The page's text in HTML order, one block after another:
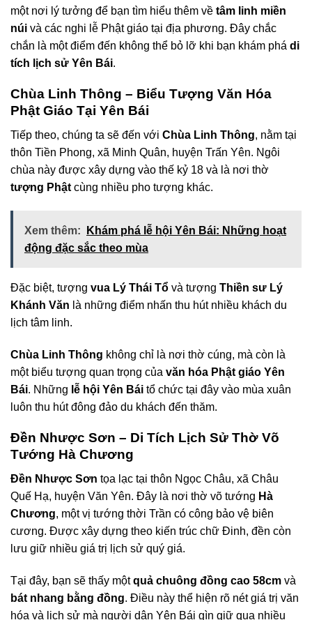
một nơi lý tưởng để bạn tìm hiểu thêm về tâm linh miền
núi và các nghi lễ Phật giáo tại địa phương. Đây chắc
chắn là một điểm đến không thể bỏ lỡ khi bạn khám phá di
tích lịch sử Yên Bái.
Chùa Linh Thông – Biểu Tượng Văn Hóa
Phật Giáo Tại Yên Bái
Tiếp theo, chúng ta sẽ đến với Chùa Linh Thông, nằm tại
thôn Tiền Phong, xã Minh Quân, huyện Trấn Yên. Ngôi
chùa này được xây dựng vào thế kỷ 18 và là nơi thờ
tượng Phật cùng nhiều pho tượng khác.
Xem thêm:
Khám phá lễ hội Yên Bái: Những hoạt
động đặc sắc theo mùa
Đặc biệt, tượng vua Lý Thái Tổ và tượng Thiền sư Lý
Khánh Văn là những điểm nhấn thu hút nhiều khách du
lịch tâm linh.
Chùa Linh Thông không chỉ là nơi thờ cúng, mà còn là
một biểu tượng quan trọng của văn hóa Phật giáo Yên
Bái. Những lễ hội Yên Bái tổ chức tại đây vào mùa xuân
luôn thu hút đông đảo du khách đến thăm.
Đền Nhược Sơn – Di Tích Lịch Sử Thờ Võ
Tướng Hà Chương
Đền Nhược Sơn tọa lạc tại thôn Ngọc Châu, xã Châu
Quế Hạ, huyện Văn Yên. Đây là nơi thờ võ tướng Hà
Chương, một vị tướng thời Trần có công bảo vệ biên
cương. Được xây dựng theo kiến trúc chữ Đinh, đền còn
lưu giữ nhiều giá trị lịch sử quý giá.
Tại đây, bạn sẽ thấy mộtquả chuông đồng cao 58cm và
bát nhang bằng đồng. Điều này thể hiện rõ nét giá trị văn
hóa và lịch sử mà người dân Yên Bái gìn giữ qua nhiều